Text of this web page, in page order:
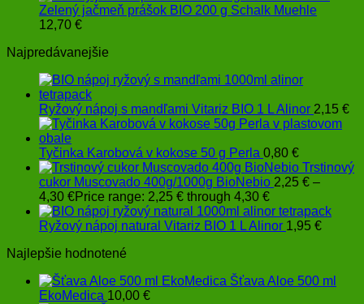
Zelený jačmeň prášok BIO 200 g Schalk Muehle
12,70 €
Najpredávanejšie
Ryžový nápoj s mandľami Vitariz BIO 1 L Alinor 2,15 €
Tyčinka Karobová v kokose 50 g Perla 0,80 €
Trstinový
cukor Muscovado 400g/1000g BioNebio 2,25 € –
4,30 €Price range: 2,25 € through 4,30 €
Ryžový nápoj natural Vitariz BIO 1 L Alinor 1,95 €
Najlepšie hodnotené
Šťava Aloe 500 ml
EkoMedica 10,00 €